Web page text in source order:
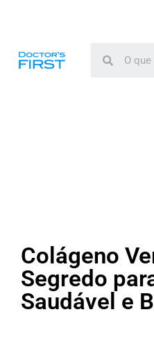
Colágeno
Segredo
Saudável e